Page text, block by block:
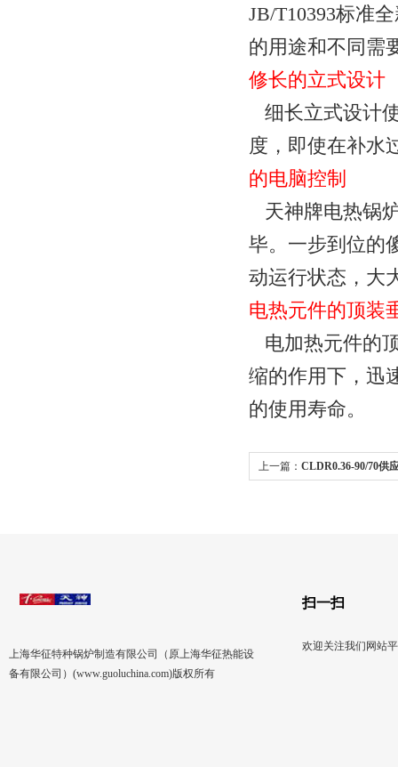
JB/T10393标准
的用途和不同需
修长的立式设计
细长立式设计
度，即使在补水
的电脑控制
天神牌电热锅
毕。一步到位的
动运行状态，大
电热元件的顶装
电加热元件的
缩的作用下，迅
的使用寿命。
上一篇： CLDR0.36-90/70供
上海华征特种锅炉制造有限公司（原上海华征热能设
备有限公司）(www.guoluchina.com)版权所有
扫一扫
欢迎关注我们网站